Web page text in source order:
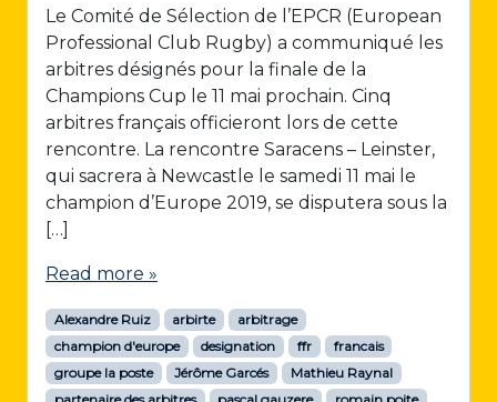
Le Comité de Sélection de l’EPCR (European
Professional Club Rugby) a communiqué les
arbitres désignés pour la finale de la
Champions Cup le 11 mai prochain. Cinq
arbitres français officieront lors de cette
rencontre. La rencontre Saracens – Leinster,
qui sacrera à Newcastle le samedi 11 mai le
champion d’Europe 2019, se disputera sous la
[…]
Read more »
Alexandre Ruiz arbirte
arbitrage
champion d'europe
designation ffr
francais
groupe la poste
Jérôme Garcés
Mathieu Raynal